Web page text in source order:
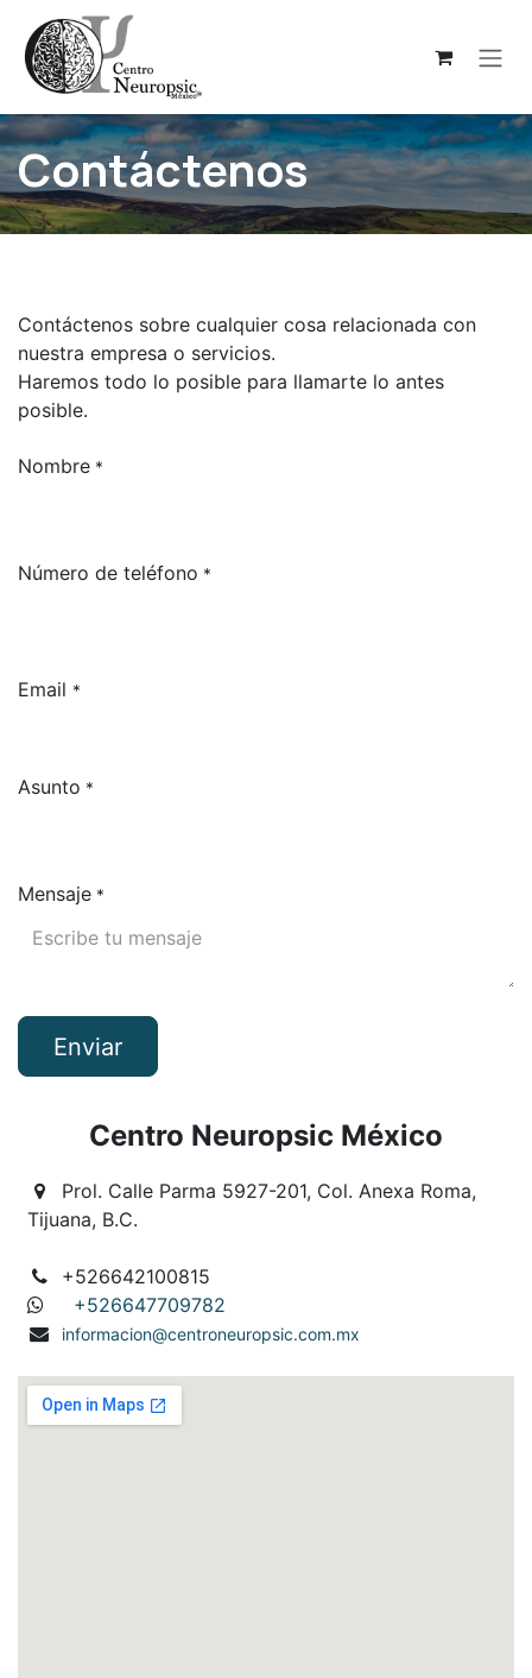
Ir al contenido
Contáctenos
Contáctenos sobre cualquier cosa relacionada con
nuestra empresa o servicios.
Haremos todo lo posible para llamarte lo antes
posible.
Nombre *
Número de teléfono *
Email *
Asunto *
Mensaje *
Enviar
Centro Neuropsic México
Prol. Calle Parma 5927-201, Col. Anexa Roma,
Tijuana, B.C.
+526642100815
+526647709782
informacion@centroneuropsic.com.mx